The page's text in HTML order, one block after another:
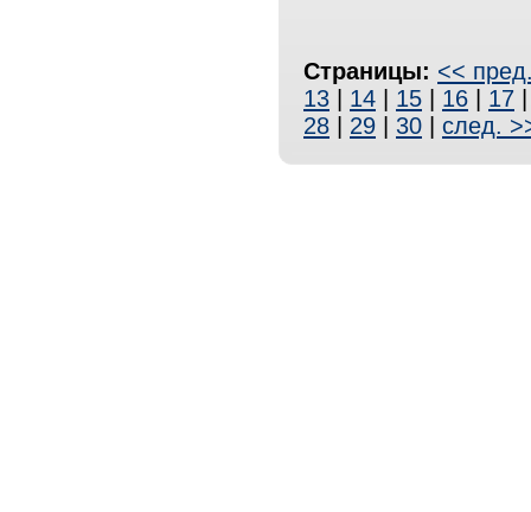
Страницы: <<
13
14 15 16 17
28
29 30 след.